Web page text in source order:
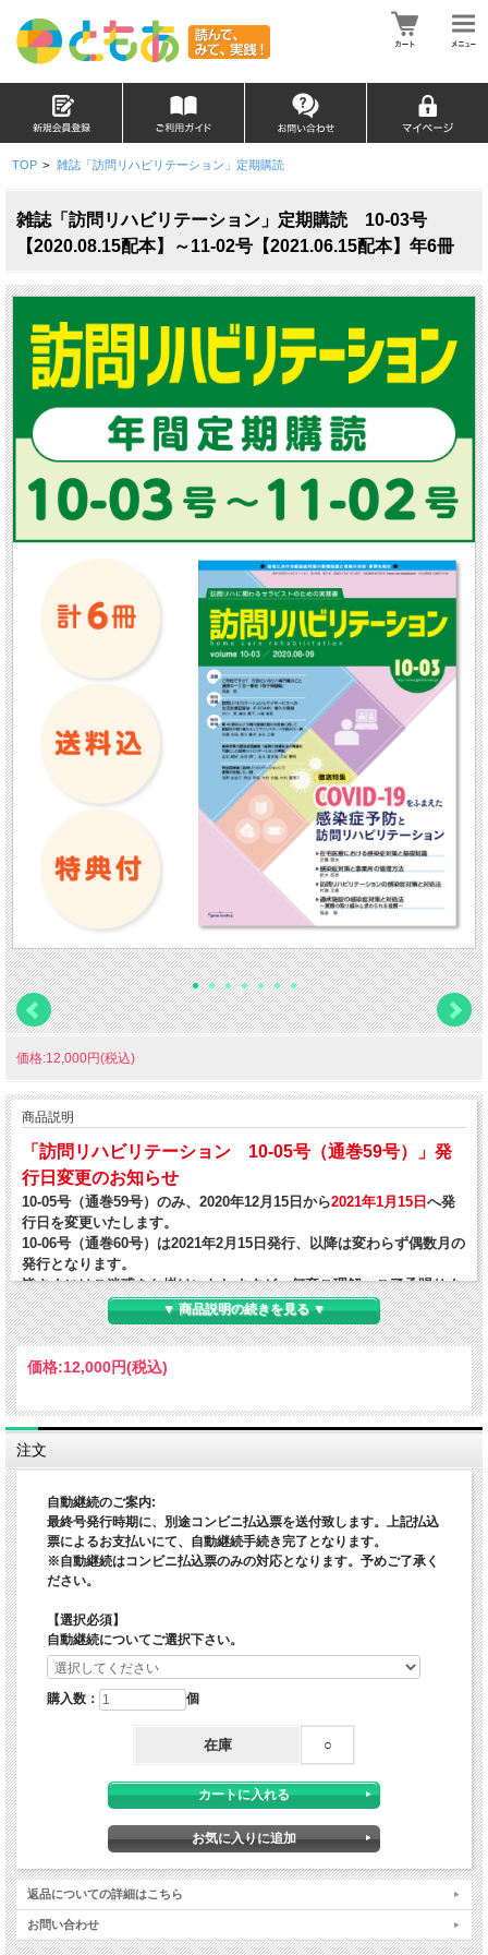
TOP > 雑誌「訪問リハビリテーション」定期購読
雑誌「訪問リハビリテーション」定期購読 10-03号
【2020.08.15配本】～11-02号【2021.06.15配本】年6冊
価格:12,000円(税込)
商品説明
「訪問リハビリテーション 10-05号（通巻59号）」発
行日変更のお知らせ
10-05号（通巻59号）のみ、2020年12月15日から2021年1月15日 へ発
行日を変更いたします。
10-06号（通巻60号）は2021年2月15日発行、以降は変わらず偶数月の
発行となります。
皆さまにはご迷惑をお掛けいたしますが、何卒ご理解・ご了承賜りま
すようお願い申し上げます。
10-03号（通巻57号） 2020年8月15日配本／COVID-19をふまえた感染
症予防と訪問リハビリテーション
10-04号（通巻58号） 2020年10月15日配本／訪問リハビリ業務効率化
10-05号（通巻59号） 2021年1月15日配本／訪問リハビリテーション
臨床実習の現状と課題
10-06号（通巻60号） 2021年2月15日配本／訪問リハのキャリアデザ
インと人材育成
11-01号（通巻61号） 2021年4月15日配本／訪問リハとロボット
※特集タイトルは予告なく変更の可能性がございます。予めご了承くださいませ。
▼ 商品説明の続きを見る ▼
価格:12,000円(税込)
注文
自動継続のご案内:
最終号発行時期に、別途コンビニ払込票を送付致します。上記払込
票によるお支払いにて、自動継続手続き完了となります。
※自動継続はコンビニ払込票のみの対応となります。予めご了承く
ださい。
【選択必須】
自動継続についてご選択下さい。
購入数： 個
在庫 ○
返品についての詳細はこちら
お問い合わせ